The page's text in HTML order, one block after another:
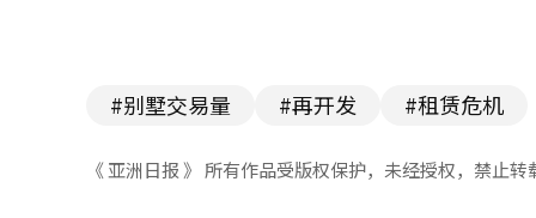
#别墅交易量 #再开发 #租赁危机
《 亚洲日报 》 所有作品受版权保护，未经授权，禁止转